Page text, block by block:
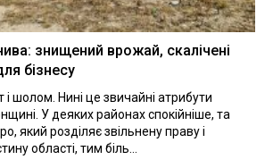
знищений врожай, скалічені
бізнесу
шолом. Нині це звичайні атрибути
У деяких районах спокійніше, та
який розділяє звільнену праву і
області, тим біль...